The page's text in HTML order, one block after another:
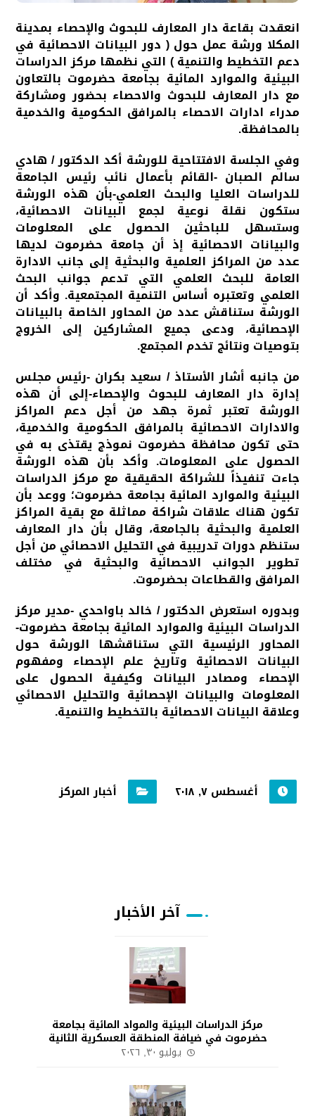
انعقدت بقاعة دار المعارف للبحوث والإحصاء بمدينة
المكلا ورشة عمل حول ( دور البيانات الاحصائية في
دعم التخطيط والتنمية ) التي نظمها مركز الدراسات
البيئية والموارد المائية بجامعة حضرموت بالتعاون
مع دار المعارف للبحوث والاحصاء بحضور ومشاركة
مدراء ادارات الاحصاء بالمرافق الحكومية والخدمية
بالمحافظة.
وفي الجلسة الافتتاحية للورشة أكد الدكتور / هادي
سالم الصبان -القائم بأعمال نائب رئيس الجامعة
للدراسات العليا والبحث العلمي-بأن هذه الورشة
ستكون نقلة نوعية لجمع البيانات الاحصائية،
وستسهل للباحثين الحصول على المعلومات
والبيانات الاحصائية إذ أن جامعة حضرموت لديها
عدد من المراكز العلمية والبحثية إلى جانب الادارة
العامة للبحث العلمي التي تدعم جوانب البحث
العلمي وتعتبره أساس التنمية المجتمعية. وأكد أن
الورشة ستناقش عدد من المحاور الخاصة بالبيانات
الإحصائية، ودعى جميع المشاركين إلى الخروج
بتوصيات ونتائج تخدم المجتمع.
من جانبه أشار الأستاذ / سعيد بكران -رئيس مجلس
إدارة دار المعارف للبحوث والإحصاء-إلى أن هذه
الورشة تعتبر ثمرة جهد من أجل دعم المراكز
والادارات الاحصائية بالمرافق الحكومية والخدمية،
حتى تكون محافظة حضرموت نموذج يقتذى به في
الحصول على المعلومات. وأكد بأن هذه الورشة
جاءت تنفيذاً للشراكة الحقيقية مع مركز الدراسات
البيئية والموارد المائية بجامعة حضرموت؛ ووعد بأن
تكون هناك علاقات شراكة مماثلة مع بقية المراكز
العلمية والبحثية بالجامعة، وقال بأن دار المعارف
ستنظم دورات تدريبية في التحليل الاحصائي من أجل
تطوير الجوانب الاحصائية والبحثية في مختلف
المرافق والقطاعات بحضرموت.
وبدوره استعرض الدكتور / خالد باواحدي -مدير مركز
الدراسات البيئية والموارد المائية بجامعة حضرموت-
المحاور الرئيسية التي ستناقشها الورشة حول
البيانات الاحصائية وتاريخ علم الإحصاء ومفهوم
الإحصاء ومصادر البيانات وكيفية الحصول على
المعلومات والبيانات الإحصائية والتحليل الاحصائي
وعلاقة البيانات الاحصائية بالتخطيط والتنمية.
أغسطس ٧, ٢٠١٨ أخبار المركز
آخر الأخبار
مركز الدراسات البيئية والمواد المائية بجامعة
حضرموت في ضيافة المنطقة العسكرية الثانية
يوليو ٣٠, ٢٠٢٦